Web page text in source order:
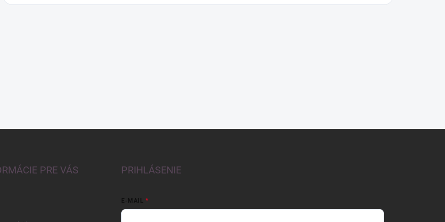
PRE VÁS PRIHLÁSENIE
E-MAIL